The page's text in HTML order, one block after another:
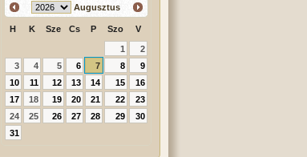
Augusztus
H K Sze Cs P Szo V
1
2
3
4 5 6 7 8
9
10
11 12 13 14 15
16
17
18 19 20 21 22
23
24
25 26 27 28 29
30
31